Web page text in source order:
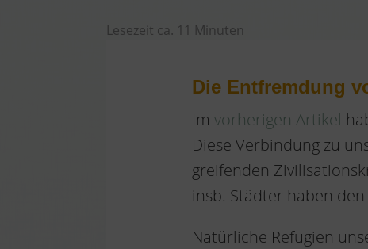
Lesezeit ca. 11 Minuten
Die Entfremdung
Im vorherigen Artikel
Diese Verbindung zu
greifenden
insb. Städter haben
Natürliche Refugien